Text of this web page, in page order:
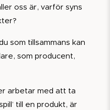
oss är, varför syns
som tillsammans kan
som producent,
arbetar med att ta
till en produkt, är